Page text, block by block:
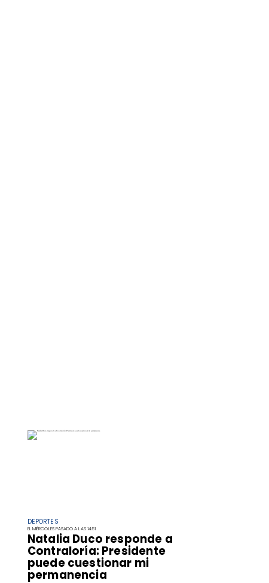
DEPORTES
EL MIÉRCOLES PASADO A LAS 14:51
Natalia Duco responde a
Contraloría: Presidente
puede cuestionar mi
permanencia